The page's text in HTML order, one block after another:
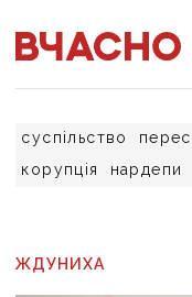
суспільство
корупція
нардепи
ЖДУНИХА